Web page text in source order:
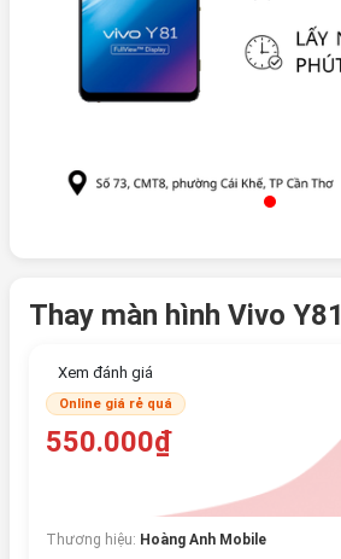
Thay màn hình Vivo Y81
Xem đánh giá
Online giá rẻ quá
550.000₫
Thương hiệu: Hoàng Anh Mobile